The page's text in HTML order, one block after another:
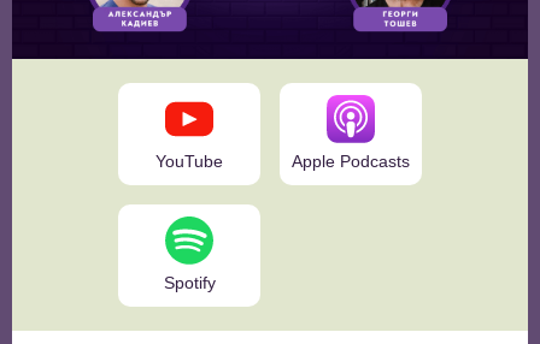
YouTube Apple Podcasts
Spotify